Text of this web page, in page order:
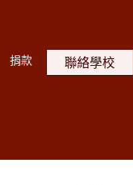
捐款 聯絡學校